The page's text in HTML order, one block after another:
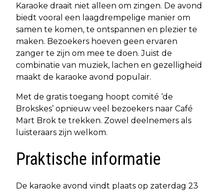
Karaoke draait niet alleen om zingen. De avond
biedt vooral een laagdrempelige manier om
samen te komen, te ontspannen en plezier te
maken. Bezoekers hoeven geen ervaren
zanger te zijn om mee te doen. Juist de
combinatie van muziek, lachen en gezelligheid
maakt de karaoke avond populair.
Met de gratis toegang hoopt comité ‘de
Brokskes’ opnieuw veel bezoekers naar Café
Mart Brok te trekken. Zowel deelnemers als
luisteraars zijn welkom.
Praktische informatie
De karaoke avond vindt plaats op zaterdag 23